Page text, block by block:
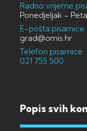
Radno vrijeme
Ponedjeljak -
E-pošta pisarnice
grad@omis.hr
Telefon pisarnice
021 755 500
Popis svih